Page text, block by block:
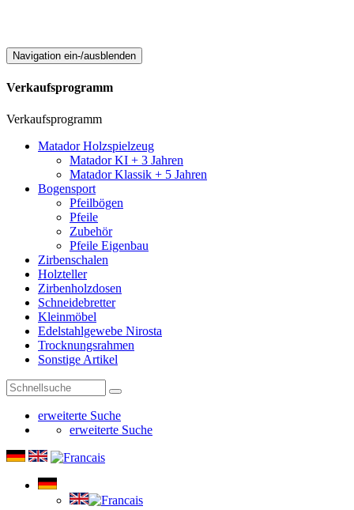
Navigation ein-/ausblenden
Verkaufsprogramm
Verkaufsprogramm
Matador Holzspielzeug
Matador KI + 3 Jahren
Matador Klassik + 5 Jahren
Bogensport
Pfeilbögen
Pfeile
Zubehör
Pfeile Eigenbau
Zirbenschalen
Holzteller
Zirbenholzdosen
Schneidebretter
Kleinmöbel
Edelstahlgewebe Nirosta
Trocknungsrahmen
Sonstige Artikel
erweiterte Suche
erweiterte Suche